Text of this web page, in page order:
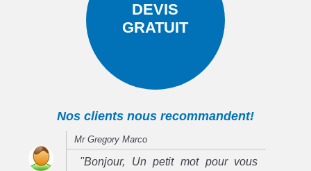
DEVIS
GRATUIT
Nos clients nous recommandent!
Mr Gregory Marco
"Bonjour, Un petit mot pour vous